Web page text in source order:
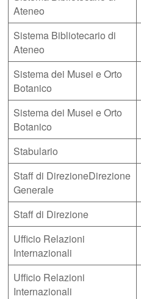
Ateneo
Sistema Bibliotecario di
Ateneo
Sistema dei Musei e Orto
Botanico
Sistema dei Musei e Orto
Botanico
Stabulario
Staff di DirezioneDirezione
Generale
Staff di Direzione
Ufficio Relazioni
Internazionali
Ufficio Relazioni
Internazionali